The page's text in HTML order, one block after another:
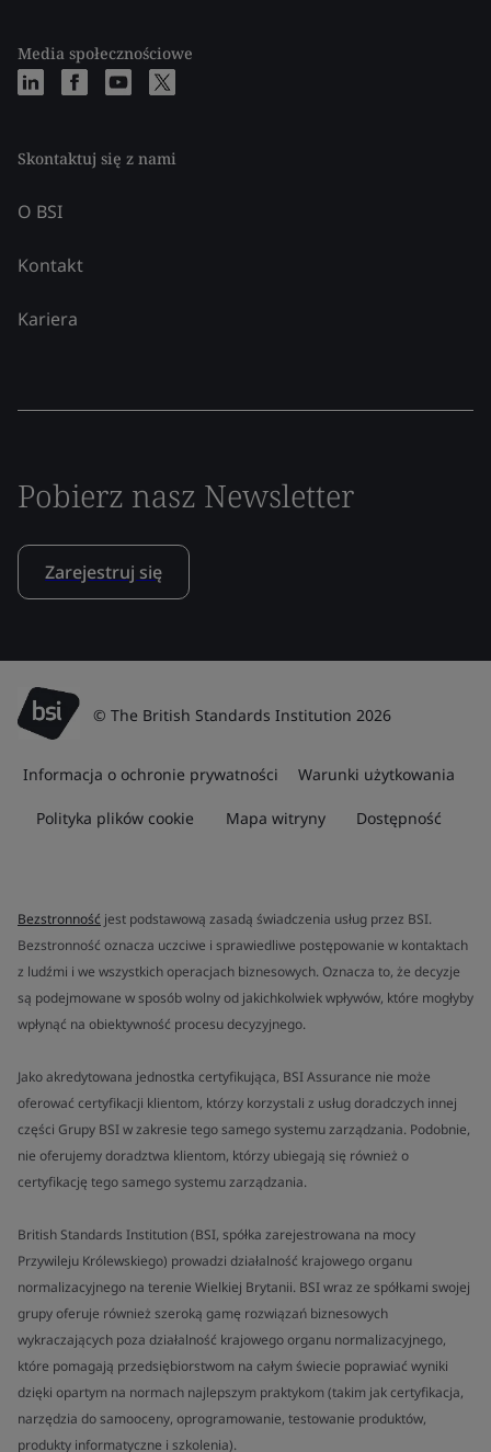
Media społecznościowe
Skontaktuj się z nami
O BSI
Kontakt
Kariera
Pobierz nasz Newsletter
Zarejestruj się
© The British Standards Institution 2026
Informacja o ochronie prywatności Warunki użytkowania
Polityka plików cookie Mapa witryny Dostępność
Bezstronność jest podstawową zasadą świadczenia usług przez BSI.
Bezstronność oznacza uczciwe i sprawiedliwe postępowanie w kontaktach
z ludźmi i we wszystkich operacjach biznesowych. Oznacza to, że decyzje
są podejmowane w sposób wolny od jakichkolwiek wpływów, które mogłyby
wpłynąć na obiektywność procesu decyzyjnego.
Jako akredytowana jednostka certyfikująca, BSI Assurance nie może
oferować certyfikacji klientom, którzy korzystali z usług doradczych innej
części Grupy BSI w zakresie tego samego systemu zarządzania. Podobnie,
nie oferujemy doradztwa klientom, którzy ubiegają się również o
certyfikację tego samego systemu zarządzania.
British Standards Institution (BSI, spółka zarejestrowana na mocy
Przywileju Królewskiego) prowadzi działalność krajowego organu
normalizacyjnego na terenie Wielkiej Brytanii. BSI wraz ze spółkami swojej
grupy oferuje również szeroką gamę rozwiązań biznesowych
wykraczających poza działalność krajowego organu normalizacyjnego,
które pomagają przedsiębiorstwom na całym świecie poprawiać wyniki
dzięki opartym na normach najlepszym praktykom (takim jak certyfikacja,
narzędzia do samooceny, oprogramowanie, testowanie produktów,
produkty informatyczne i szkolenia).